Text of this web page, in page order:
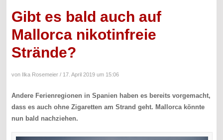
Gibt es bald auch auf
Mallorca nikotinfreie
Strände?
von Ilka Rosemeier / 17. April 2019 um 15:06
Andere Ferienregionen in Spanien haben es bereits vorgemacht,
dass es auch ohne Zigaretten am Strand geht. Mallorca könnte
nun bald nachziehen.